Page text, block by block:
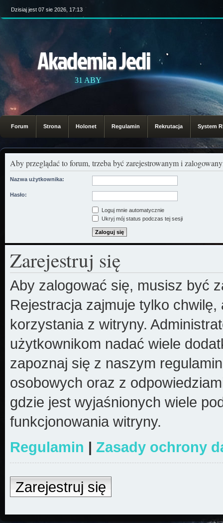
Dzisiaj jest 07 sie 2026, 17:13
Akademia Jedi
31 ABY
Forum Strona Holonet Regulamin Rekrutacja System
Aby przeglądać to forum, trzeba być zarejestrowanym i
Nazwa użytkownika:
Hasło:
Loguj mnie automatycznie
Ukryj mój status podczas tej sesji
Zarejestruj się
Aby zalogować się, musisz być
Rejestracja zajmuje tylko
korzystania z witryny.
użytkownikom nadać wiele
zapoznaj się z naszym
osobowych oraz z
gdzie jest wyjaśnionych wiele
funkcjonowania witryny.
Regulamin | Zasady ochrony
Zarejestruj się